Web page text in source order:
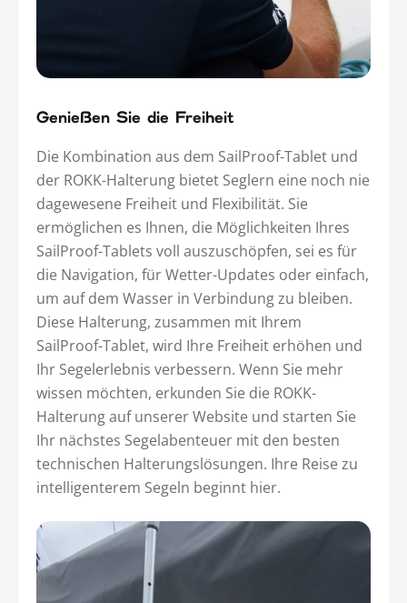
Genießen Sie die Freiheit
Die Kombination aus dem SailProof-Tablet und
der ROKK-Halterung bietet Seglern eine noch nie
dagewesene Freiheit und Flexibilität. Sie
ermöglichen es Ihnen, die Möglichkeiten Ihres
SailProof-Tablets voll auszuschöpfen, sei es für
die Navigation, für Wetter-Updates oder einfach,
um auf dem Wasser in Verbindung zu bleiben.
Diese Halterung, zusammen mit Ihrem
SailProof-Tablet, wird Ihre Freiheit erhöhen und
Ihr Segelerlebnis verbessern. Wenn Sie mehr
wissen möchten, erkunden Sie die ROKK-
Halterung auf unserer Website und starten Sie
Ihr nächstes Segelabenteuer mit den besten
technischen Halterungslösungen. Ihre Reise zu
intelligenterem Segeln beginnt hier.